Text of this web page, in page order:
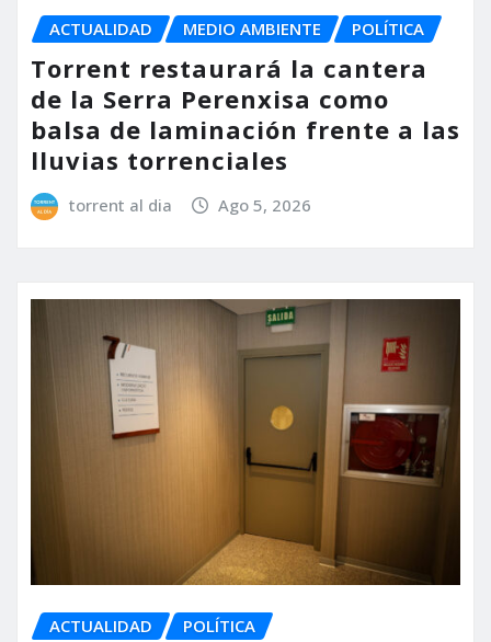
ACTUALIDAD MEDIO AMBIENTE POLÍTICA
Torrent restaurará la cantera
de la Serra Perenxisa como
balsa de laminación frente a las
lluvias torrenciales
torrent al dia Ago 5, 2026
ACTUALIDAD POLÍTICA